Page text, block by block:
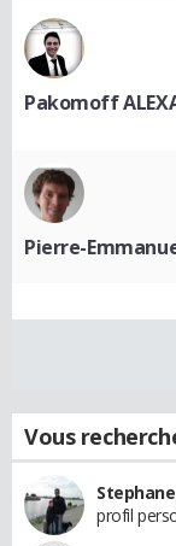
Pakomoff
Pierre-
Vous
Stephane
profil